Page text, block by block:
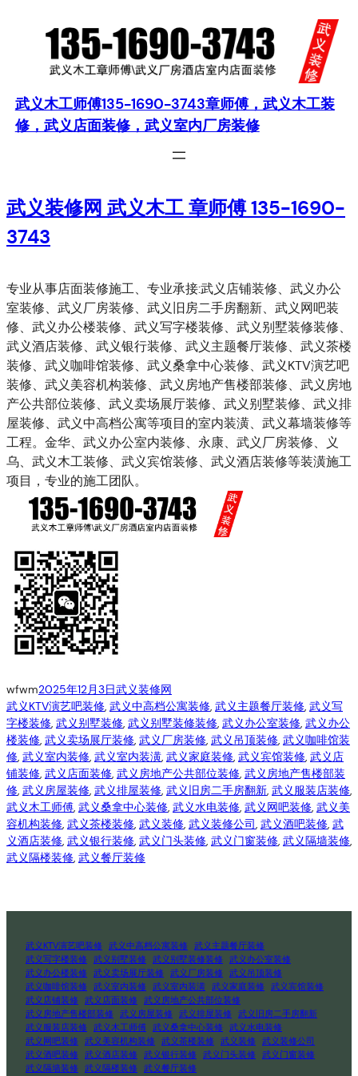
武义木工师傅135-1690-3743章师傅，武义木工装
修，武义店面装修，武义室内厂房装修
武义装修网 武义木工 章师傅 135-1690-
3743
专业从事店面装修施工、专业承接:武义店铺装修、武义办公
室装修、武义厂房装修、武义旧房二手房翻新、武义网吧装
修、武义办公楼装修、武义写字楼装修、武义别墅装修装修、
武义酒店装修、武义银行装修、武义主题餐厅装修、武义茶楼
装修、武义咖啡馆装修、武义桑拿中心装修、武义KTV演艺吧
装修、武义美容机构装修、武义房地产售楼部装修、武义房地
产公共部位装修、武义卖场展厅装修、武义别墅装修、武义排
屋装修、武义中高档公寓等项目的室内装潢、武义幕墙装修等
工程。金华、武义办公室内装修、永康、武义厂房装修、义
乌、武义木工装修、武义宾馆装修、武义酒店装修等装潢施工
项目，专业的施工团队。
wfwm2025年12月3日武义装修网
武义KTV演艺吧装修, 武义中高档公寓装修, 武义主题餐厅装修, 武义写
字楼装修, 武义别墅装修, 武义别墅装修装修, 武义办公室装修, 武义办公
楼装修, 武义卖场展厅装修, 武义厂房装修, 武义吊顶装修, 武义咖啡馆装
修, 武义室内装修, 武义室内装潢, 武义家庭装修, 武义宾馆装修, 武义店
铺装修, 武义店面装修, 武义房地产公共部位装修, 武义房地产售楼部装
修, 武义房屋装修, 武义排屋装修, 武义旧房二手房翻新, 武义服装店装修
武义木工师傅, 武义桑拿中心装修, 武义水电装修, 武义网吧装修, 武义美
容机构装修, 武义茶楼装修, 武义装修, 武义装修公司, 武义酒吧装修, 武
义酒店装修, 武义银行装修, 武义门头装修, 武义门窗装修, 武义隔墙装修
武义隔楼装修, 武义餐厅装修
武义KTV演艺吧装修 武义中高档公寓装修
武义主题餐厅装修
武义写字楼装修
武义别墅装修 武义别墅装修装修
武义办公室装修
武义办公楼装修
武义卖场展厅装修 武义厂房装修
武义吊顶装修
武义咖啡馆装修
武义室内装修 武义室内装潢 武义家庭装修
武义宾馆装修
武义店铺装修
武义店面装修
武义房地产公共部位装修
武义房地产售楼部装修
武义房屋装修 武义排屋装修
武义旧房二手房翻新
武义服装店装修
武义木工师傅 武义桑拿中心装修
武义水电装修
武义网吧装修
武义美容机构装修 武义茶楼装修 武义装修
武义装修公司
武义酒吧装修
武义酒店装修 武义银行装修 武义门头装修
武义门窗装修
武义隔墙装修
武义隔楼装修 武义餐厅装修